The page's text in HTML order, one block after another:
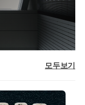
증여 공제 이상
더욱 늘어나겠
를 하는게 증여보
다.​하지만 우리는
관계는 매우 특
정되는 경우 】를
모두보기